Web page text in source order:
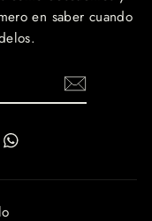
en saber cuando
TikTok